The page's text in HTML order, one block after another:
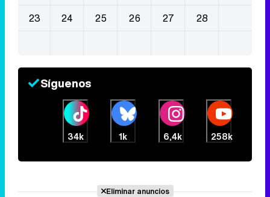
23
24 25 26 27 28
Síguenos
34k 1k 6,4k 258k
Eliminar anuncios